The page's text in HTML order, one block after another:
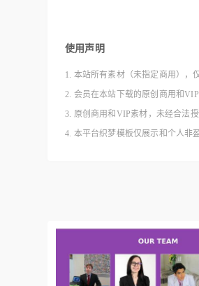
使用声明
1. 本站所有素材（未指定商用），
2. 会员在本站下载的原创商用和
3. 原创商用和VIP素材，未经合法
4. 本平台织梦模板仅展示和个人非